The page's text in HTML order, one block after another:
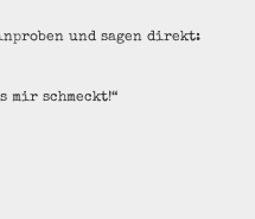
und sagen direkt:
mir schmeckt!“